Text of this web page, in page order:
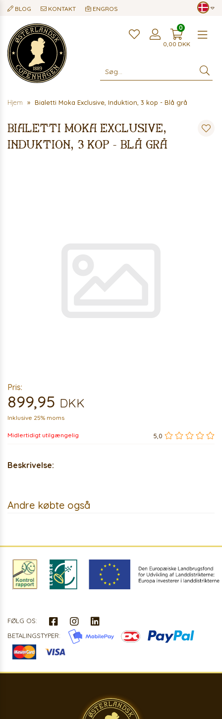
BLOG KONTAKT ENGROS
0,00 DKK
0
Hjem Bialetti Moka Exclusive, Induktion, 3 kop - Blå grå
Bialetti Moka Exclusive,
Induktion, 3 kop - Blå grå
Pris:
899,95 DKK
Inklusive 25% moms
Midlertidigt utilgængelig 5,0
Beskrivelse:
Andre købte også
FØLG OS:
BETALINGSTYPER: